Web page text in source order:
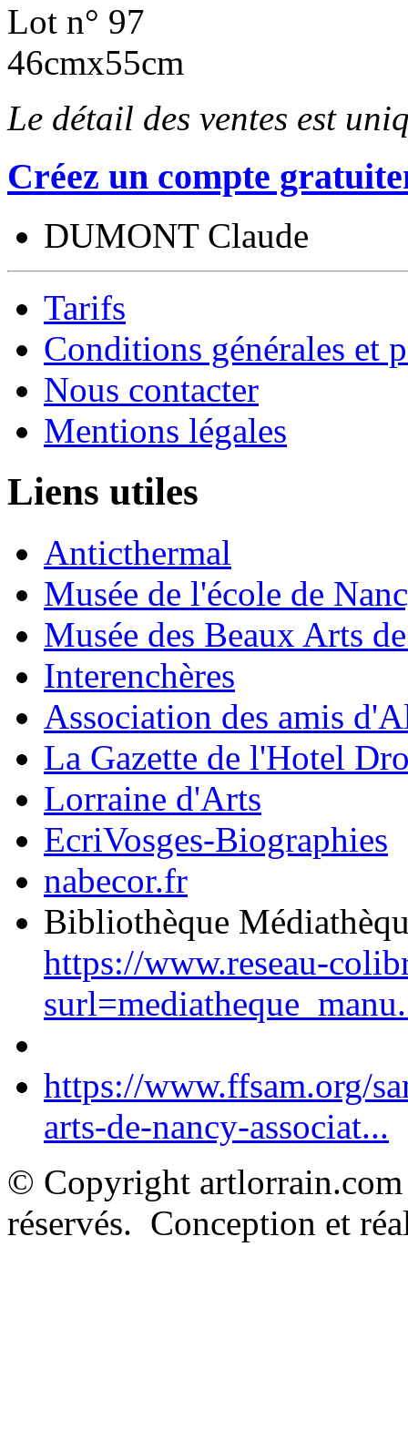
Lot n° 97
46cmx55cm
Le détail des ventes est
Créez un compte
DUMONT Claude
Tarifs
Conditions générales et
Nous contacter
Mentions légales
Liens utiles
Anticthermal
Musée de l'école de
Musée des Beaux Arts
Interenchères
Association des amis
La Gazette de l'Hotel
Lorraine d'Arts
EcriVosges-Biographies
nabecor.fr
Bibliothèque
https://www.reseau-
https://www.ffsam.org/
arts-de-nancy-associat...
© Copyright
réservés. Conception et